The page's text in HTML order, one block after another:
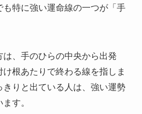
も特に強い運命線の一つが「手
は、手のひらの中央から出発
け根あたりで終わる線を指しま
きりと出ている人は、強い運勢
す。